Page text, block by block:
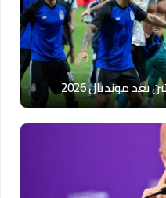
مونديال 2026